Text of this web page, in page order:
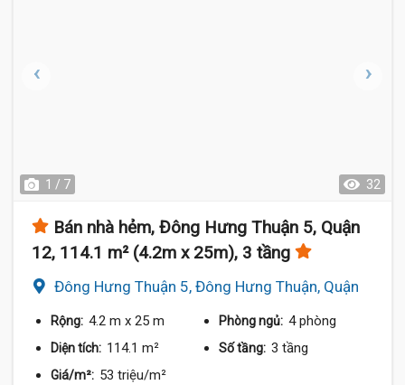
1 / 7 32
Bán nhà hẻm, Đông Hưng Thuận 5, Quận
12, 114.1 m² (4.2m x 25m), 3 tầng
Đông Hưng Thuận 5, Đông Hưng Thuận, Quận
Rộng: 4.2 m x 25 m Phòng ngủ: 4 phòng
Diện tích: 114.1 m² Số tầng: 3 tầng
Giá/m²: 53 triệu/m²